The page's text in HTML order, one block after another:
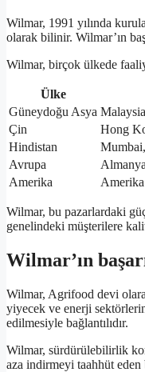
Wilmar, 1991 yılında
olarak bilinir. Wilmar’ın
Wilmar, birçok ülkede
Ülke
Güneydoğu Asya
Çin
Hong
Hindistan
Avrupa
Amerika
Wilmar, bu pazarlardaki
genelindeki müşterilere
Wilmar’ın
Wilmar, Agrifood devi
yiyecek ve enerji
edilmesiyle bağlantılıdır.
Wilmar, sürdürülebilirlik
aza indirmeyi taahhüt